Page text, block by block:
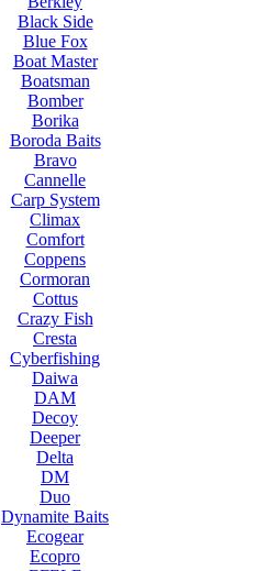
Black Side
Blue Fox
Boat Master
Boatsman
Bomber
Borika
Boroda Baits
Bravo
Cannelle
Carp System
Climax
Comfort
Coppens
Cormoran
Cottus
Crazy Fish
Cresta
Cyberfishing
Daiwa
DAM
Decoy
Deeper
Delta
DM
Duo
Dynamite Baits
Ecogear
Ecopro